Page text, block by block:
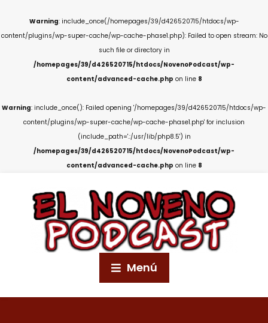
Warning: include_once(/homepages/39/d426520715/htdocs/wp-
content/plugins/wp-super-cache/wp-cache-phase1.php): Failed to open stream: No
such file or directory in
/homepages/39/d426520715/htdocs/NovenoPodcast/wp-
content/advanced-cache.php on line 8
Warning: include_once(): Failed opening '/homepages/39/d426520715/htdocs/wp-
content/plugins/wp-super-cache/wp-cache-phase1.php' for inclusion
(include_path='.:/usr/lib/php8.5') in
/homepages/39/d426520715/htdocs/NovenoPodcast/wp-
content/advanced-cache.php on line 8
Menú